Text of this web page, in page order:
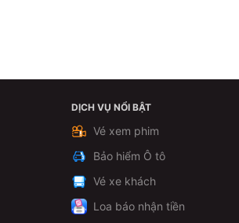
Xem chi tiếtDỊCH VỤ NỔI BẬT
Vé xem phim
Bảo hiểm Ô tô
Vé xe khách
Loa báo nhận tiền